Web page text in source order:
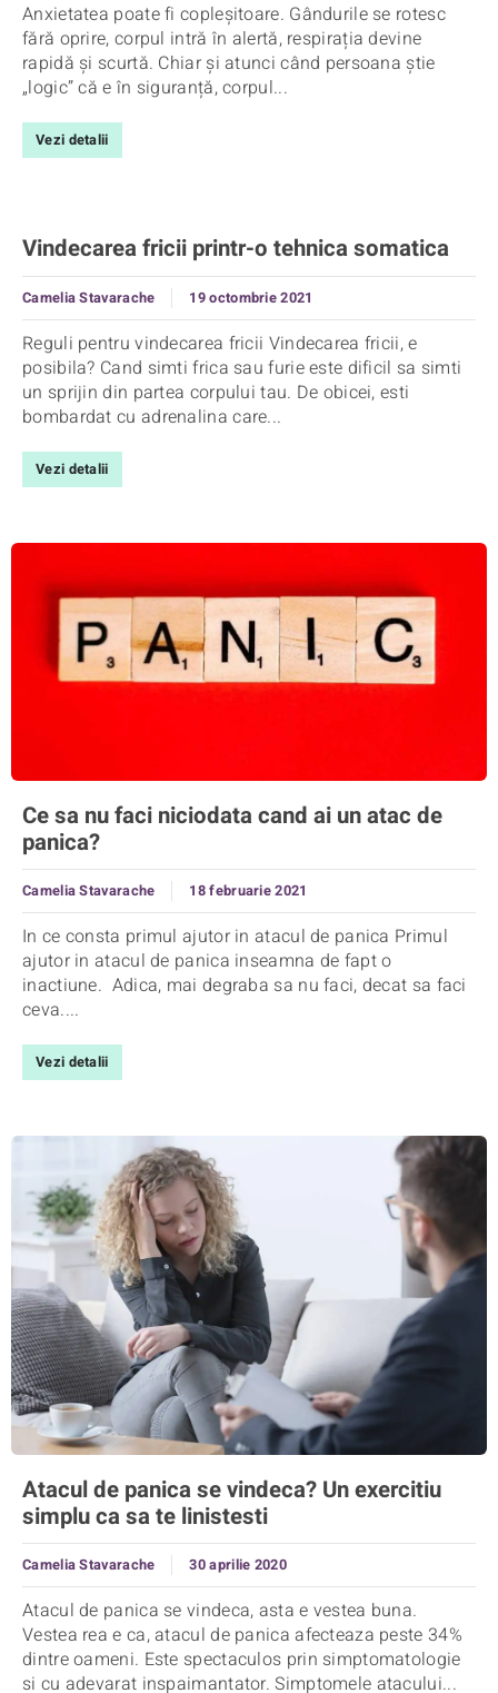
Anxietatea poate fi copleșitoare. Gândurile se rotesc
fără oprire, corpul intră în alertă, respirația devine
rapidă și scurtă. Chiar și atunci când persoana știe
„logic” că e în siguranță, corpul...
Vezi detalii
Vindecarea fricii printr-o tehnica somatica
Camelia Stavarache 19 octombrie 2021
Reguli pentru vindecarea fricii Vindecarea fricii, e
posibila? Cand simti frica sau furie este dificil sa simti
un sprijin din partea corpului tau. De obicei, esti
bombardat cu adrenalina care...
Vezi detalii
Ce sa nu faci niciodata cand ai un atac de
panica?
Camelia Stavarache 18 februarie 2021
In ce consta primul ajutor in atacul de panica Primul
ajutor in atacul de panica inseamna de fapt o
inactiune. Adica, mai degraba sa nu faci, decat sa faci
ceva....
Vezi detalii
Atacul de panica se vindeca? Un exercitiu
simplu ca sa te linistesti
Camelia Stavarache 30 aprilie 2020
Atacul de panica se vindeca, asta e vestea buna.
Vestea rea e ca, atacul de panica afecteaza peste 34%
dintre oameni. Este spectaculos prin simptomatologie
si cu adevarat inspaimantator. Simptomele atacului...